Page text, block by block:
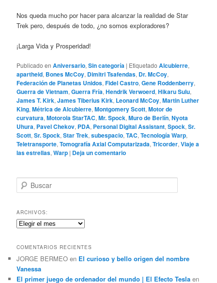
Nos queda mucho por hacer para alcanzar la realidad de Star
Trek pero, después de todo, ¿no somos exploradores?
¡Larga Vida y Prosperidad!
Publicado en Aniversario,Sin categoría | Etiquetado Alcubierre,
apartheid, Bones McCoy, Dimitri Tsafendas, Dr. McCoy,
Federación de Planetas Unidos,Fidel Castro,Gene Roddenberry,
Guerra de Vietnam,Guerra Fría,Hendrik Verwoerd,Hikaru Sulu,
James T. Kirk,James Tiberius Kirk, Leonard McCoy,Martin Luther
King,Métrica de Alcubierre,Montgomery Scott,Motor de
curvatura,Motorola StarTAC,Mr. Spock,Muro de Berlín,Nyota
Uhura, Pavel Chekov, PDA, Personal Digital Assistant,Spock,Sr.
Scott,Sr. Spock,Star Trek,subespacio,TAC,Tecnología Warp,
Teletransporte,Tomografía Axial Computarizada,Tricorder,Viaje a
las estrellas,Warp | Deja un comentario
u
c
a
r
ARCHIVOS:
Archivos:
COMENTARIOS RECIENTES
JORGE BERMEO en El curioso y bello origen del nombre
Vanessa
El primer juego de ordenador del mundo | El Efecto Tesla en